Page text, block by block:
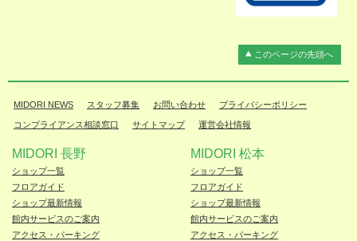
このページの先頭へ
MIDORI NEWS スタッフ募集 お問い合わせ プライバシーポリシー
コンプライアンス相談窓口 サイトマップ 運営会社情報
MIDORI 長野
ショップ一覧
フロアガイド
ショップ最新情報
館内サービスのご案内
アクセス・パーキング
MIDORI 松本
ショップ一覧
フロアガイド
ショップ最新情報
館内サービスのご案内
アクセス・パーキング